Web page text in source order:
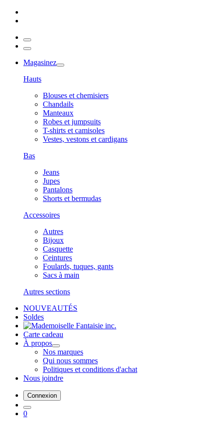
Magasinez
Hauts
Blouses et chemisiers
Chandails
Manteaux
Robes et jumpsuits
T-shirts et camisoles
Vestes, vestons et cardigans
Bas
Jeans
Jupes
Pantalons
Shorts et bermudas
Accessoires
Autres
Bijoux
Casquette
Ceintures
Foulards, tuques, gants
Sacs à main
Autres sections
NOUVEAUTÉS
Soldes
Carte cadeau
À propos
Nos marques
Qui nous sommes
Politiques et conditions d'achat
Nous joindre
Connexion
0